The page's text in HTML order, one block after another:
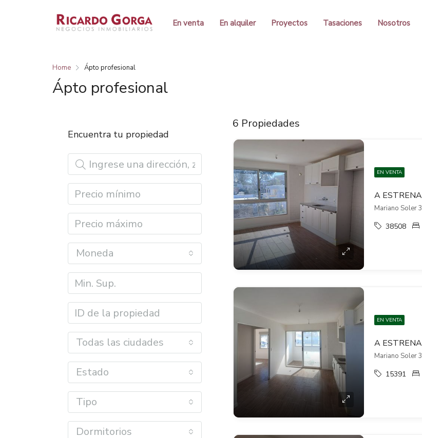
En venta En alquiler Proyectos Tasaciones Nosotros
Home Ápto profesional
Ápto profesional
6 Propiedades
EN VENTA
Mariano Soler
38508
EN VENTA
Mariano Soler
15391
Encuentra tu propiedad
Moneda
Todas las ciudades
Estado
Tipo
Dormitorios